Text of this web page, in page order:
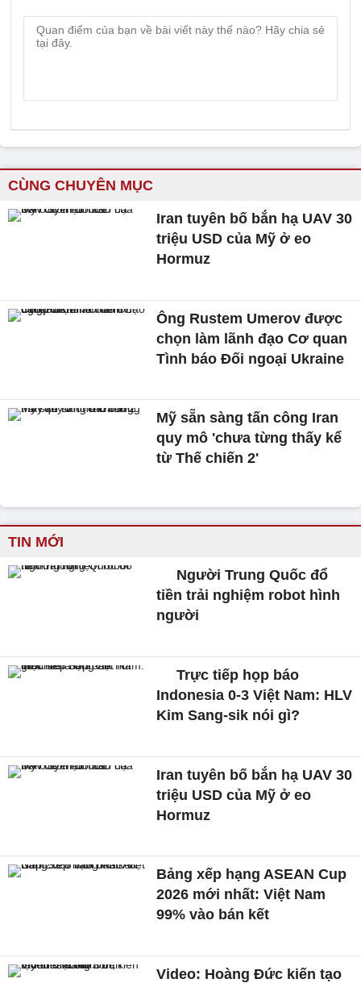
CÙNG CHUYÊN MỤC
Iran tuyên bố bắn hạ UAV 30
triệu USD của Mỹ ở eo
Hormuz
Ông Rustem Umerov được
chọn làm lãnh đạo Cơ quan
Tình báo Đối ngoại Ukraine
Mỹ sẵn sàng tấn công Iran
quy mô 'chưa từng thấy kể
từ Thế chiến 2'
TIN MỚI
Người Trung Quốc đổ
tiền trải nghiệm robot hình
người
Trực tiếp họp báo
Indonesia 0-3 Việt Nam: HLV
Kim Sang-sik nói gì?
Iran tuyên bố bắn hạ UAV 30
triệu USD của Mỹ ở eo
Hormuz
Bảng xếp hạng ASEAN Cup
2026 mới nhất: Việt Nam
99% vào bán kết
Video: Hoàng Đức kiến tạo